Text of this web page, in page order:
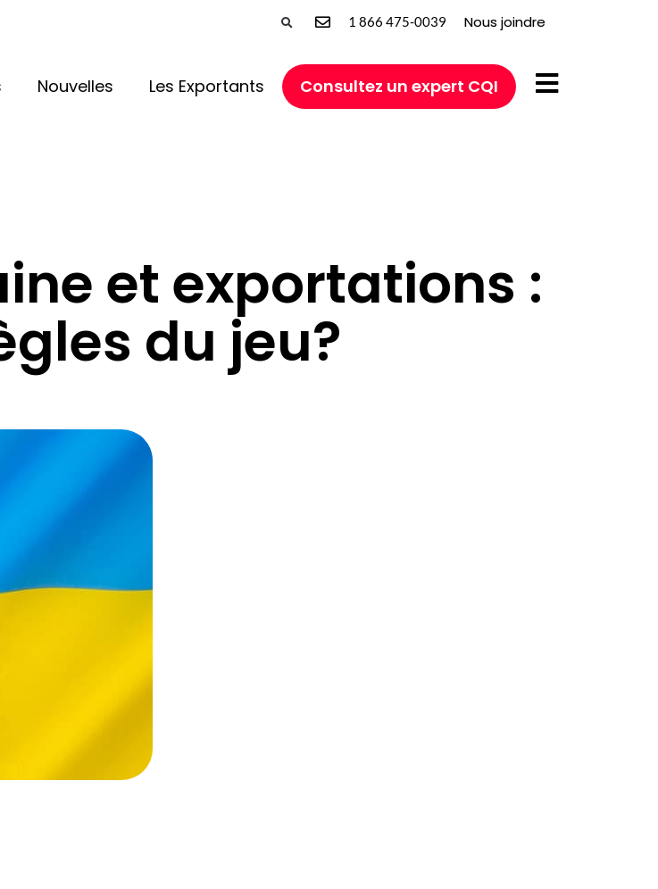
1 866 475-0039 Nous joindre
Nouvelles Les Exportants Consultez un expert CQI
et exportations :
du jeu?